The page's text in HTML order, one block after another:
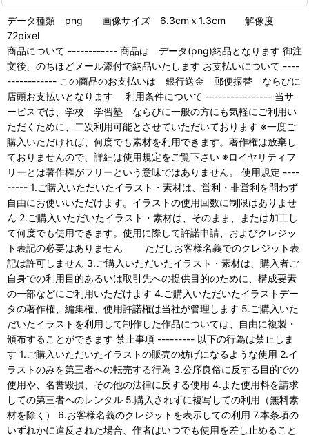
データ種類 png 画像サイズ 6.3cmｘ1.3cm 解像度
72pixel
商品について ------------ 商品は データ(png)納品となります 御注
文後、のちほどメール添付で納品いたします お支払いについて ----
------------ この商品のお支払いは 銀行送金 郵便振替 ならびに
店頭お支払いとなります 利用条件について ---------------- 当サ
ービスでは、学校 学習塾 ならびに一般の方にも気軽にご利用い
ただくために、二次利用可能とさせていただいております ※一度ご
購入いただければ、何度でも素材を利用できます。著作権は放棄し
ておりませんので、詳細は使用規定をご覧下さい ※ロイヤリティフ
リーとは著作権がフリーという意味ではありません。 使用規定 ----
----- 1.ご購入いただいたイラスト・素材は、営利・非営利を問わず
自由にお使いいただけます。イラストの使用回数に制限はありませ
ん 2.ご購入いただいたイラスト・素材は、そのまま、または加工し
て何度でも使用できます。使用に際して許諾申請、およびクレジッ
ト表記の必要はありません ただしお客様名義でのクレジット表
記は許可しません 3.ご購入いただいたイラスト・素材は、購入者ご
自身での利用目的あるいは取引先への提供目的のために、構成要素
の一部などにご利用いただけます 4.ご購入いただいたイラストデー
タの著作権、編集権、使用許諾権は当社が管理します 5.ご購入いた
だいたイラストを利用して制作した作品については、自由に複製・
頒布することができます 禁止事項 --------- 以下の行為は禁止しま
す 1.ご購入いただいたイラストの販売の妨げになるような使用 2.イ
ラストのみを第三者への転売する行為 3.公序良俗に反する目的での
使用や、名誉毀損、その他の法律に反する使用 4.また使用料を請求
しての第三者へのレンタル 5.購入されずに複写しての利用（無料素
材を除く） 6.お客様名義のクレジットを表示しての利用 7.本条項の
いずれかに違反された場合、作者はいつでも使用を差し止めること